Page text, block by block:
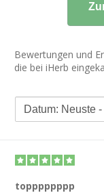
Bewertungen und
die bei iHerb
topppppppp